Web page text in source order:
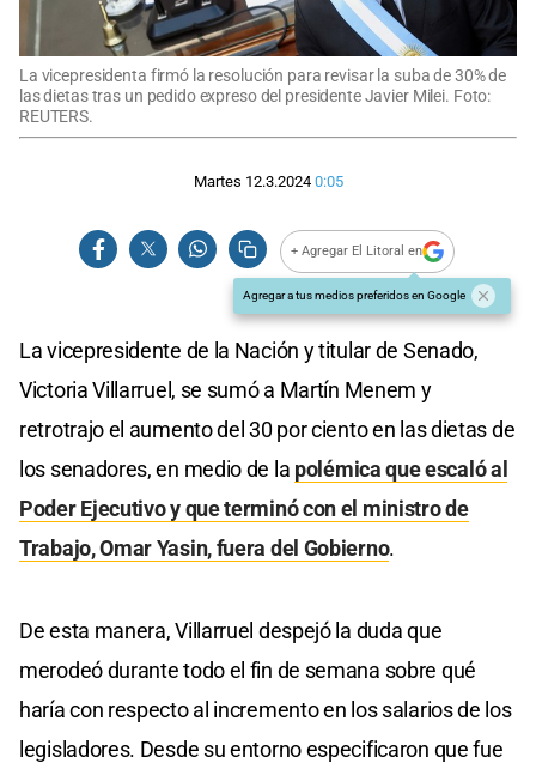
La vicepresidenta firmó la resolución para revisar la suba de 30% de
las dietas tras un pedido expreso del presidente Javier Milei. Foto:
REUTERS.
Martes 12.3.2024 0:05
+ Agregar El Litoral en
Agregar a tus medios preferidos en Google
La vicepresidente de la Nación y titular de Senado,
Victoria Villarruel, se sumó a Martín Menem y
retrotrajo el aumento del 30 por ciento en las dietas de
los senadores, en medio de la polémica que escaló al
Poder Ejecutivo y que terminó con el ministro de
Trabajo, Omar Yasin, fuera del Gobierno.
De esta manera, Villarruel despejó la duda que
merodeó durante todo el fin de semana sobre qué
haría con respecto al incremento en los salarios de los
legisladores. Desde su entorno especificaron que fue